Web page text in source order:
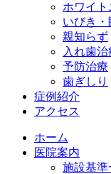
ホワイ
いびき
親知らず
入れ歯治
予防治療
歯ぎしり
症例紹介
アクセス
ホーム
医院案内
施設基準